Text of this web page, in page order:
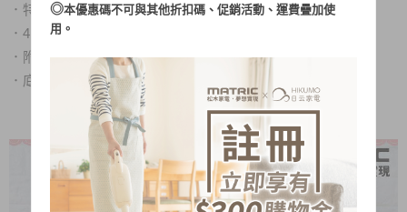
． 特有退棒鍵功能，更換配件更便利
． 4L不鏽鋼304材質攪拌桶，使用更安心
． 附不鏽鋼304材質配件：攪拌棒、麵團勾
． 底座附有強力吸盤，操作使用安全不移位
◎本優惠碼不可與其他折扣碼、促銷活動、運費疊加使
用。